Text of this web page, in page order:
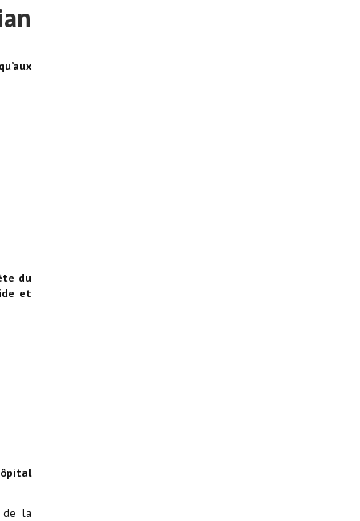
du
et
de la